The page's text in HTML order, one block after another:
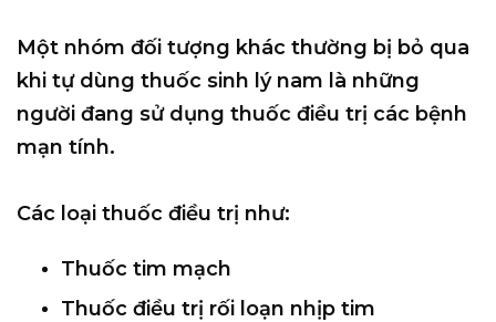
Một nhóm đối tượng khác thường bị bỏ qua
khi tự dùng thuốc sinh lý nam là những
người đang sử dụng thuốc điều trị các bệnh
mạn tính.
Các loại thuốc điều trị như:
Thuốc tim mạch
Thuốc điều trị rối loạn nhịp tim